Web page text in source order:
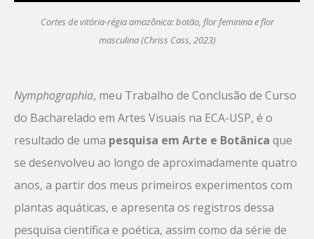
Cortes de vitória-régia amazônica: botão, flor feminina e flor
masculina (Chriss Cass, 2023)
Nymphographia, meu Trabalho de Conclusão de Curso
do Bacharelado em Artes Visuais na ECA-USP, é o
resultado de uma pesquisa em Arte e Botânica que
se desenvolveu ao longo de aproximadamente quatro
anos, a partir dos meus primeiros experimentos com
plantas aquáticas, e apresenta os registros dessa
pesquisa científica e poética, assim como da série de